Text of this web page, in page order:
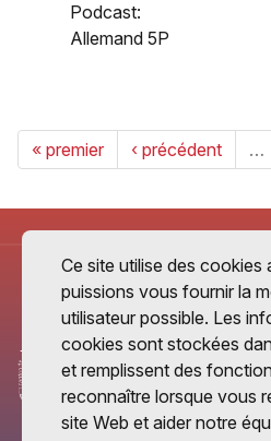
Podcast:
Allemand 5P
« premier ‹ précédent …
Ce site utilise des cookies
puissions vous fournir la
utilisateur possible. Les
cookies sont stockées
et remplissent des
reconnaître lorsque vous
site Web et aider notre